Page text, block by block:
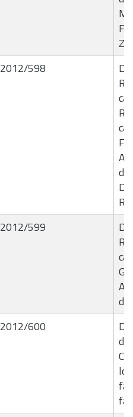
2012/598
2012/599
2012/600